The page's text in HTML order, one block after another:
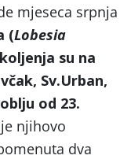
mjeseca srpnja
(Lobesia
su na
Sv.Urban,
od 23.
njihovo
dva